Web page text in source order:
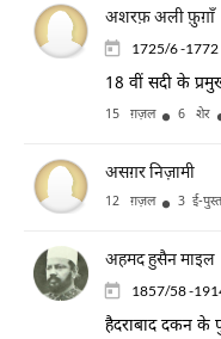
अशरफ़ अली फ़ुग़ाँ
1725/6 -1772
18 वीं सदी के
15 ग़ज़ल 6 शेर
असग़र निज़ामी
12 ग़ज़ल 3 ई-
अहमद हुसैन माइल
1857/58 -
हैदराबाद दकन के